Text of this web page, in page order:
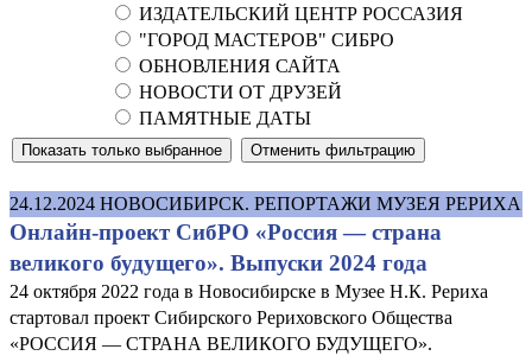
ИЗДАТЕЛЬСКИЙ ЦЕНТР РОССАЗИЯ
"ГОРОД МАСТЕРОВ" СИБРО
ОБНОВЛЕНИЯ САЙТА
НОВОСТИ ОТ ДРУЗЕЙ
ПАМЯТНЫЕ ДАТЫ
24.12.2024 НОВОСИБИРСК. РЕПОРТАЖИ МУЗЕЯ РЕРИХА
Онлайн-проект СибРО «Россия — страна
великого будущего». Выпуски 2024 года
24 октября 2022 года в Новосибирске в Музее Н.К. Рериха
стартовал проект Сибирского Рериховского Общества
«РОССИЯ — СТРАНА ВЕЛИКОГО БУДУЩЕГО».